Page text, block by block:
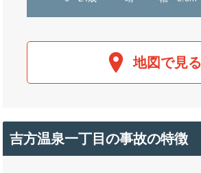
地図で見る
吉方温泉一丁目の事故の特徴